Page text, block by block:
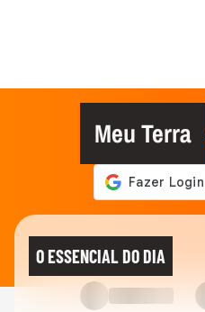
Meu Terra
O ESSENCIAL DO DIA